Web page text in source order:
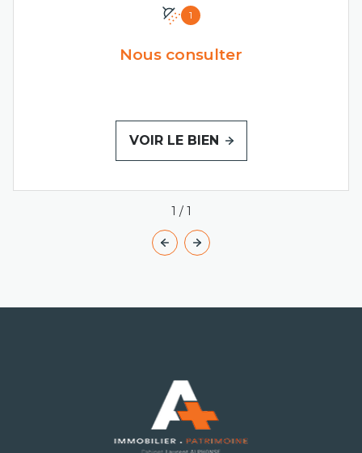
1
Nous consulter
VOIR LE BIEN
1 / 1